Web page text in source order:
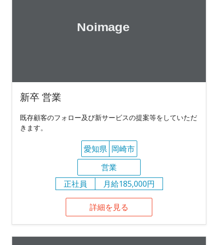
新卒 営業
既存顧客のフォロー及び新サービスの提案等をしていただ
きます。
愛知県 岡崎市
営業
正社員
月給185,000円
詳細を見る